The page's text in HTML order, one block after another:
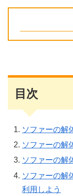
目次
ソファーの解
ソファーの解
ソファーの解
ソファーの解
利用しよう